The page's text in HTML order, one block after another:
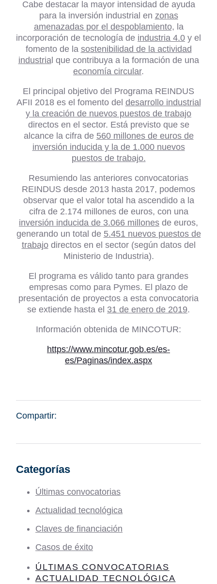
Cabe destacar la mayor intensidad de ayuda
para la inversión industrial en zonas
amenazadas por el despoblamiento, la
incorporación de tecnología de industria 4.0 y el
fomento de la sostenibilidad de la actividad
industrial que contribuya a la formación de una
economía circular.
El principal objetivo del Programa REINDUS
AFII 2018 es el fomento del desarrollo industrial
y la creación de nuevos puestos de trabajo
directos en el sector. Está previsto que se
alcance la cifra de 560 millones de euros de
inversión inducida y la de 1.000 nuevos
puestos de trabajo.
Resumiendo las anteriores convocatorias
REINDUS desde 2013 hasta 2017, podemos
observar que el valor total ha ascendido a la
cifra de 2.174 millones de euros, con una
inversión inducida de 3.066 millones de euros,
generando un total de 5.451 nuevos puestos de
trabajodirectos en el sector (según datos del
Ministerio de Industria).
El programa es válido tanto para grandes
empresas como para Pymes. El plazo de
presentación de proyectos a esta convocatoria
se extiende hasta el 31 de enero de 2019.
Información obtenida de MINCOTUR:
https://www.mincotur.gob.es/es-
es/Paginas/index.aspx
Compartir:
Categorías
Últimas convocatorias
Actualidad tecnológica
Claves de financiación
Casos de éxito
ÚLTIMAS CONVOCATORIAS
ACTUALIDAD TECNOLÓGICA